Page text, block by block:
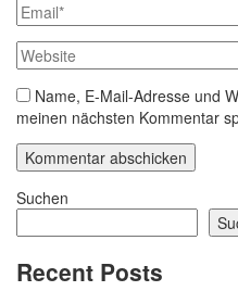
Name, E-Mail-Adresse und
meinen nächsten Kommentar
Suchen
Recent Posts